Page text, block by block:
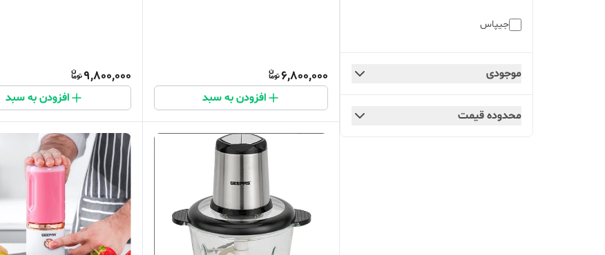
جیپاس
موجودی
محدوده قیمت
6,800,000
افزودن به سبد
9,800,000
افزودن به سبد